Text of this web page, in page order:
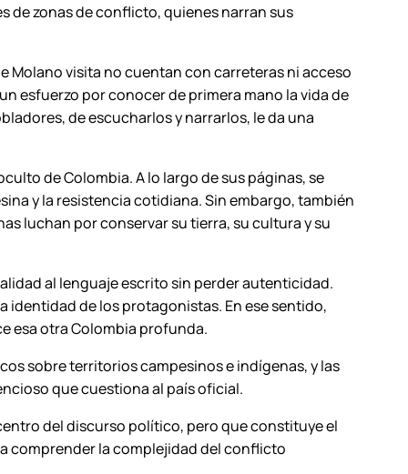
de zonas de conflicto, quienes narran sus
Molano visita no cuentan con carreteras ni acceso
esfuerzo por conocer de primera mano la vida de
de escucharlos y narrarlos, le da una
de Colombia. A lo largo de sus páginas, se
y la resistencia cotidiana. Sin embargo, también
luchan por conservar su tierra, su cultura y su
al lenguaje escrito sin perder autenticidad.
de los protagonistas. En ese sentido,
esa otra Colombia profunda.
sobre territorios campesinos e indígenas, y las
que cuestiona al país oficial.
del discurso político, pero que constituye el
comprender la complejidad del conflicto